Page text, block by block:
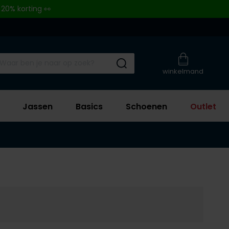
korting 👀
winkelmand
Submit search
Jassen Basics Schoenen Outlet